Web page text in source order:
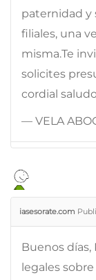
paternidad y
filiales, una
misma.Te
solicites
cordial
— VELA
iasesorate.com
Buenos días,
legales